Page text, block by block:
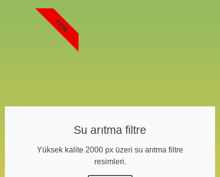
Su arıtma filtre
Yüksek kalite 2000 px üzeri su arıtma filtre
resimleri.
YENI